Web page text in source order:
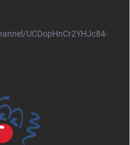
UCDopHnCr2YHJc84-